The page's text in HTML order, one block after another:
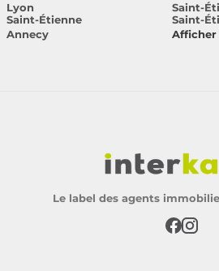
Lyon
Saint-
Saint-Étienne
Saint-
Annecy
Afficher
Le label des agents